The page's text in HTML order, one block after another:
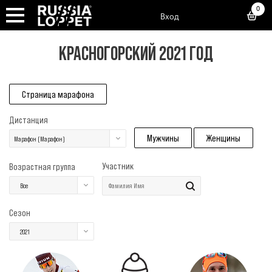
Вход
0
КРАСНОГОРСКИЙ 2021 ГОД
Страница марафона
Дистанция
Марафон (Марафон) Мужчины Женщины
Возрастная группа
Все
Участник
Сезон
2021